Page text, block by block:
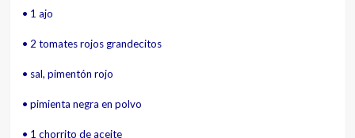
• 1 ajo
• 2 tomates rojos grandecitos
• sal, pimentón rojo
• pimienta negra en polvo
• 1 chorrito de aceite